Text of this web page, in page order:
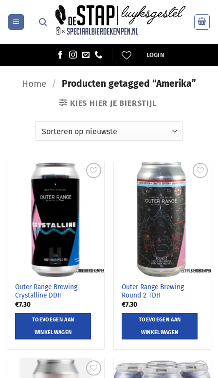
naar
inhoud
LOGIN
Home / Producten getagged “Amerika”
KIES HIER JE BIERSTIJL
Outer Range Brewing
Crystalline DDH
€7.30
TOEVOEGEN AAN
WINKELWAGEN
Outer Range Brewing
Round 2 TDH
€7.30
TOEVOEGEN AAN
WINKELWAGEN